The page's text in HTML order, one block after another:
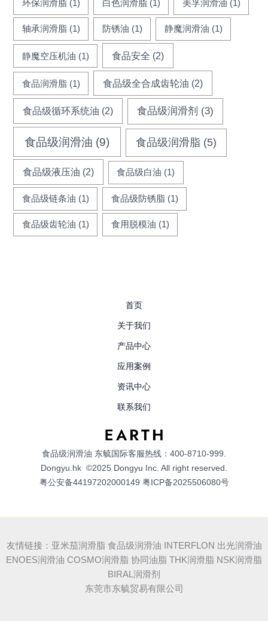
环保润滑脂 (1) 白色润滑脂 (1) 美孚润滑油 (1)
轴承润滑脂 (1) 防锈油 (1) 静魔润滑油 (1)
静魔空压机油 (1) 食品安全 (2)
食品润滑脂 (1) 食品级全合成齿轮油 (2)
食品级循环系统油 (2) 食品级润滑剂 (3)
食品级润滑油 (9) 食品级润滑脂 (5)
食品级液压油 (2) 食品级白油 (1)
食品级链条油 (1) 食品级防锈脂 (1)
食品级齿轮油 (1) 食用脱模油 (1)
首页
关于我们
产品中心
应用案例
资讯中心
联系我们
食品级润滑油 东毓国际客服热线：400-8710-999.
Dongyu.hk ©2025 Dongyu Inc. All right reserved.
粤公安备44197202000149 粤ICP备2025506080号
友情链接：亚米茄润滑脂 食品级润滑油 INTERFLON 出光润滑油
ENOES润滑油 COSMO润滑脂 协同油脂 THK润滑脂 NSK润滑脂
BIRAL润滑剂
东莞市东毓贸易有限公司